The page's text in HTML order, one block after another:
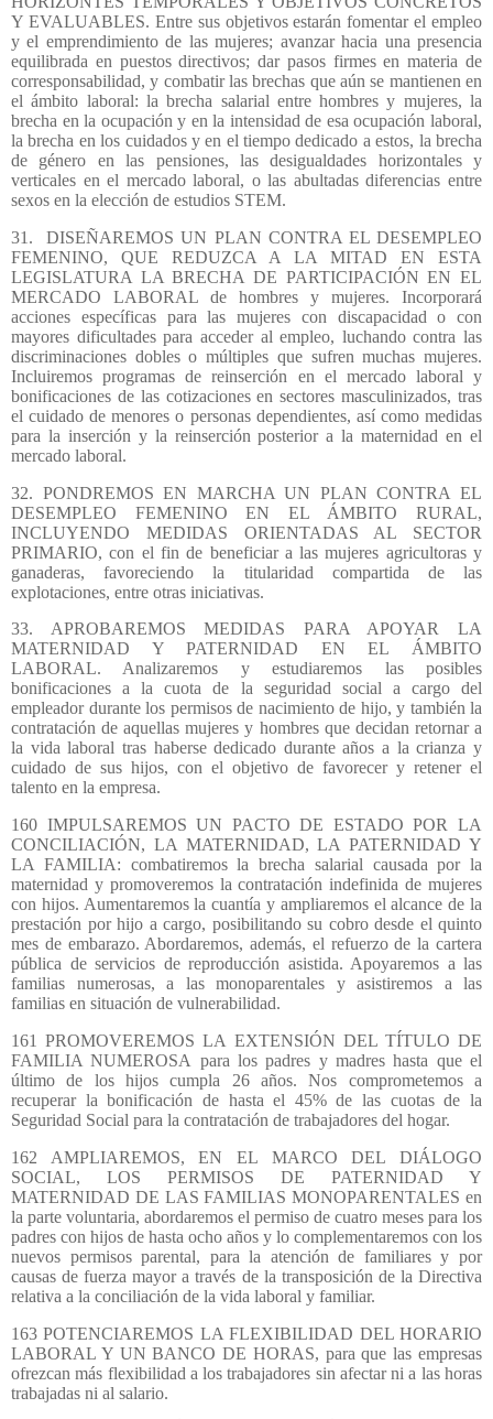
Y EVALUABLES. Entre sus objetivos estarán fomentar el empleo
y el emprendimiento de las mujeres; avanzar hacia una presencia
equilibrada en puestos directivos; dar pasos firmes en materia de
corresponsabilidad, y combatir las brechas que aún se mantienen en
el ámbito laboral: la brecha salarial entre hombres y mujeres, la
brecha en la ocupación y en la intensidad de esa ocupación laboral,
la brecha en los cuidados y en el tiempo dedicado a estos, la brecha
de género en las pensiones, las desigualdades horizontales y
verticales en el mercado laboral, o las abultadas diferencias entre
sexos en la elección de estudios STEM.
31.
DISEÑAREMOS UN PLAN CONTRA EL DESEMPLEO
FEMENINO, QUE REDUZCA A LA MITAD EN ESTA
LEGISLATURA LA BRECHA DE PARTICIPACIÓN EN EL
MERCADO LABORAL de hombres y mujeres. Incorporará
acciones específicas para las mujeres con discapacidad o con
mayores dificultades para acceder al empleo, luchando contra las
discriminaciones dobles o múltiples que sufren muchas mujeres.
Incluiremos programas de reinserción en el mercado laboral y
bonificaciones de las cotizaciones en sectores masculinizados, tras
el cuidado de menores o personas dependientes, así como medidas
para la inserción y la reinserción posterior a la maternidad en el
mercado laboral.
32. PONDREMOS EN MARCHA UN PLAN CONTRA EL
DESEMPLEO FEMENINO EN EL ÁMBITO RURAL,
INCLUYENDO MEDIDAS ORIENTADAS AL SECTOR
PRIMARIO, con el fin de beneficiar a las mujeres agricultoras y
ganaderas, favoreciendo la titularidad compartida de las
explotaciones, entre otras iniciativas.
33. APROBAREMOS MEDIDAS PARA APOYAR LA
MATERNIDAD Y PATERNIDAD EN EL ÁMBITO
LABORAL. Analizaremos y estudiaremos las posibles
bonificaciones a la cuota de la seguridad social a cargo del
empleador durante los permisos de nacimiento de hijo, y también la
contratación de aquellas mujeres y hombres que decidan retornar a
la vida laboral tras haberse dedicado durante años a la crianza y
cuidado de sus hijos, con el objetivo de favorecer y retener el
talento en la empresa.
160 IMPULSAREMOS UN PACTO DE ESTADO POR LA
CONCILIACIÓN, LA MATERNIDAD, LA PATERNIDAD Y
LA FAMILIA: combatiremos la brecha salarial causada por la
maternidad y promoveremos la contratación indefinida de mujeres
con hijos. Aumentaremos la cuantía y ampliaremos el alcance de la
prestación por hijo a cargo, posibilitando su cobro desde el quinto
mes de embarazo. Abordaremos, además, el refuerzo de la cartera
pública de servicios de reproducción asistida. Apoyaremos a las
familias numerosas, a las monoparentales y asistiremos a las
familias en situación de vulnerabilidad.
161 PROMOVEREMOS LA EXTENSIÓN DEL TÍTULO DE
FAMILIA NUMEROSA para los padres y madres hasta que el
último de los hijos cumpla 26 años. Nos comprometemos a
recuperar la bonificación de hasta el 45% de las cuotas de la
Seguridad Social para la contratación de trabajadores del hogar.
162 AMPLIAREMOS, EN EL MARCO DEL DIÁLOGO
SOCIAL, LOS PERMISOS DE PATERNIDAD Y
MATERNIDAD DE LAS FAMILIAS MONOPARENTALES en
la parte voluntaria, abordaremos el permiso de cuatro meses para los
padres con hijos de hasta ocho años y lo complementaremos con los
nuevos permisos parental, para la atención de familiares y por
causas de fuerza mayor a través de la transposición de la Directiva
relativa a la conciliación de la vida laboral y familiar.
163 POTENCIAREMOS LA FLEXIBILIDAD DEL HORARIO
LABORAL Y UN BANCO DE HORAS, para que las empresas
ofrezcan más flexibilidad a los trabajadores sin afectar ni a las horas
trabajadas ni al salario.